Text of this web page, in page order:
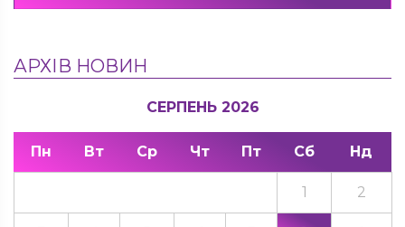
АРХІВ НОВИН
СЕРПЕНЬ 2026
Пн Вт Ср Чт Пт Сб Нд
1 2